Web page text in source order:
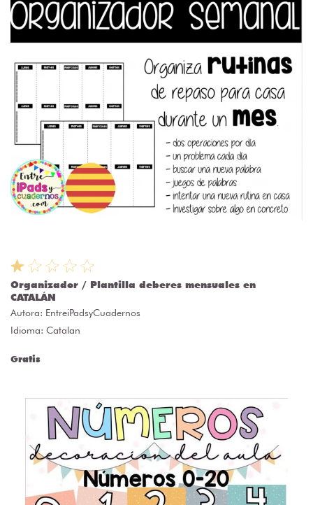
Organizador / Plantilla deberes mensuales en
CATALÁN
Autora: EntreiPadsyCuadernos
Idioma: Catalan
Gratis